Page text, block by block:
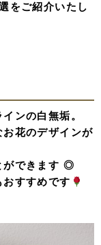
をご紹介いたし
ンの白無垢。
花のデザインが
ができます ◎
すすめです